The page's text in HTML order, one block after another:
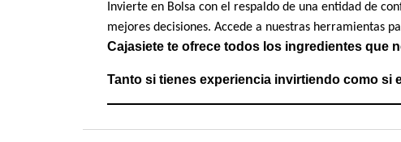
Invierte en Bolsa con el respaldo de una entidad de
mejores decisiones. Accede a nuestras herramientas
Cajasiete te ofrece todos los ingredientes que
Tanto si tienes experiencia invirtiendo como si